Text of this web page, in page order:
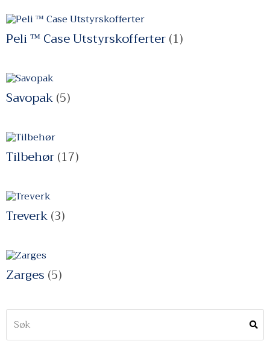
Peli ™ Case Utstyrskofferter(1)
Savopak(5)
Tilbehør(17)
Treverk(3)
Zarges (5)